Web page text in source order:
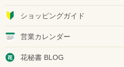
ショッピングガイド
営業カレンダー
花秘書 BLOG